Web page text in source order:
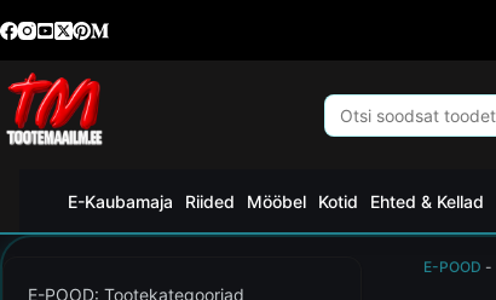
E-Kaubamaja Riided Mööbel Kotid Ehted & Kellad
E-POOD -
E-POOD: Tootekategooriad